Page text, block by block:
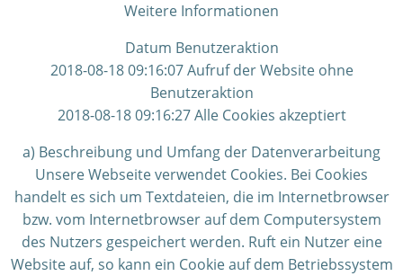
Weitere Informationen
Datum Benutzeraktion
2018-08-18 09:16:07 Aufruf der Website ohne
Benutzeraktion
2018-08-18 09:16:27 Alle Cookies akzeptiert
a) Beschreibung und Umfang der Datenverarbeitung
Unsere Webseite verwendet Cookies. Bei Cookies
handelt es sich um Textdateien, die im Internetbrowser
bzw. vom Internetbrowser auf dem Computersystem
des Nutzers gespeichert werden. Ruft ein Nutzer eine
Website auf, so kann ein Cookie auf dem Betriebssystem